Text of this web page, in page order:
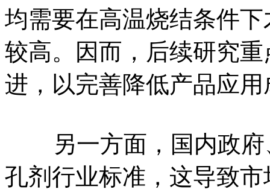
均需要在高温烧结条件
较高。因而，后续研究
进，以完善降低产品应
另一方面，国内政府
孔剂行业标准，这导致